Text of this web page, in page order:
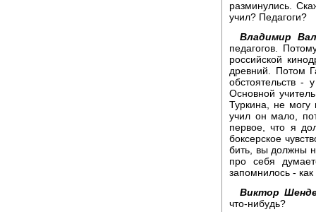
разминулись.
учил? Педагоги?
Владимир
педагогов.
российской
древний. Потом
обстоятельств -
Основной
Туркина, не
учил он мало,
первое, что я
боксерское
бить, вы должны
про себя
запомнилось - как
Виктор
что-нибудь?